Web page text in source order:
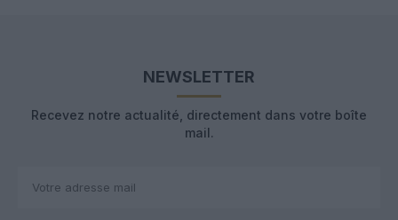
NEWSLETTER
Recevez notre actualité, directement dans votre boîte
mail.